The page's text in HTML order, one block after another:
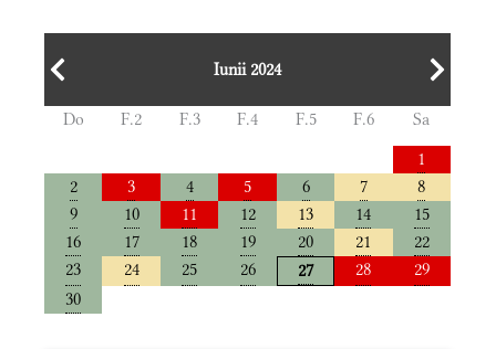
Iunii 2024
Do F.2 F.3 F.4 F.5 F.6
Sa
1
2
3 4 5 6 7
8
9
10 11 12 13 14
15
16
17 18 19 20 21
22
23
24 25 26 27 28
29
30